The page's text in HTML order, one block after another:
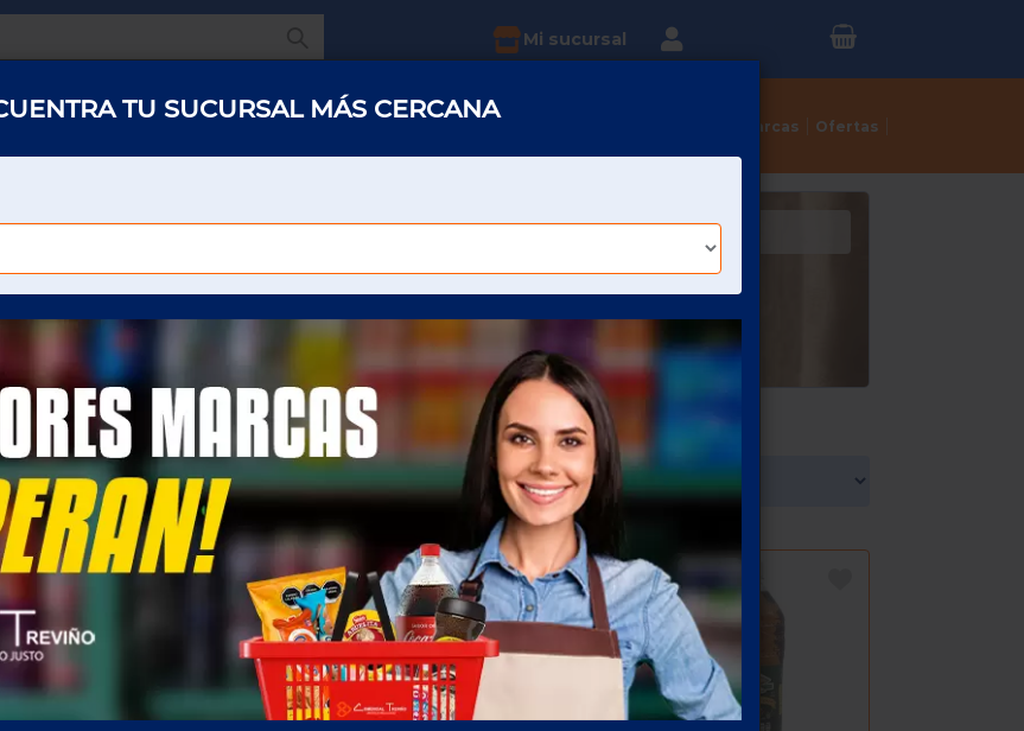
¿Qué estas buscando? Mi sucursal
Marcas Ofertas
VINAGRES
VINAGRES
TU SUCURSAL MÁS CERCANA